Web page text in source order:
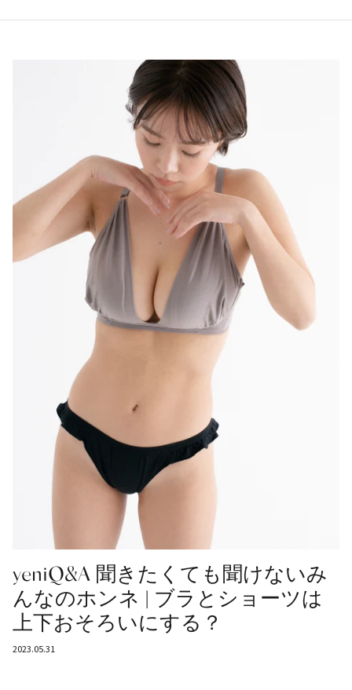
yeniQ&A 聞きたくても聞けないみ
んなのホンネ | ブラとショーツは
上下おそろいにする？
2023.05.31